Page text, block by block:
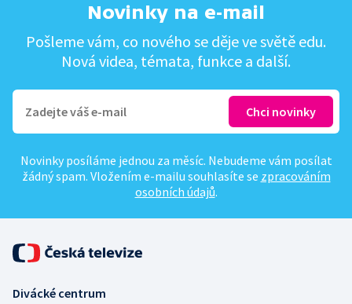
Novinky na e-mail
Pošleme vám, co nového se děje ve světě edu.
Nová videa, témata, funkce a další.
Novinky posíláme jednou za měsíc. Nebudeme vám posílat
žádný spam. Vložením e-mailu souhlasíte se zpracováním
osobních údajů.